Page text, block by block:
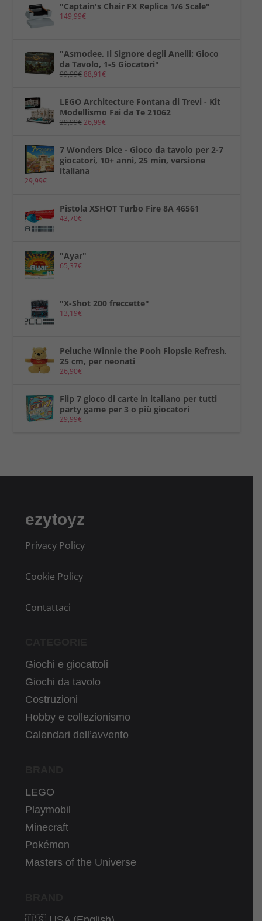
"Captain's Chair FX Replica 1/6 Scale"
149,99€
"Asmodee, Il Signore degli Anelli: Gioco
da Tavolo, 1-5 Giocatori"
99,99€88,91€
LEGO Architecture Fontana di Trevi - Kit
Modellismo Fai da Te 21062
29,99€26,99€
7 Wonders Dice - Gioco da tavolo per 2-7
giocatori, 10+ anni, 25 min, versione
italiana
29,99€
Pistola XSHOT Turbo Fire 8A 46561
43,70€
"Ayar"
65,37€
"X-Shot 200 freccette"
13,19€
Peluche Winnie the Pooh Flopsie Refresh,
25 cm, per neonati
26,90€
Flip 7 gioco di carte in italiano per tutti
party game per 3 o più giocatori
29,99€
ezytoyz
Privacy Policy
Cookie Policy
Contattaci
Giochi e giocattoli
Giochi da tavolo
Costruzioni
Hobby e collezionismo
Calendari dell’avvento
LEGO
Playmobil
Minecraft
Pokémon
Masters of the Universe